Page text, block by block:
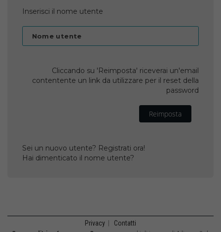
Inserisci il nome utente
Nome utente
Cliccando su 'Reimposta' riceverai un'email
contentente un link da utilizzare per il reset della
password
Reimposta
Sei un nuovo utente? Registrati ora!
Hai dimenticato il nome utente?
Privacy Contatti